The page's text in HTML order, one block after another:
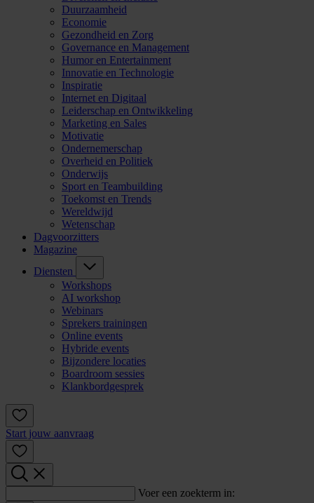
Duurzaamheid
Economie
Gezondheid en Zorg
Governance en Management
Humor en Entertainment
Innovatie en Technologie
Inspiratie
Internet en Digitaal
Leiderschap en Ontwikkeling
Marketing en Sales
Motivatie
Ondernemerschap
Overheid en Politiek
Onderwijs
Sport en Teambuilding
Toekomst en Trends
Wereldwijd
Wetenschap
Dagvoorzitters
Magazine
Diensten
Workshops
AI workshop
Webinars
Sprekers trainingen
Online events
Hybride events
Bijzondere locaties
Boardroom sessies
Klankbordgesprek
Start jouw aanvraag
Voer een zoekterm in: